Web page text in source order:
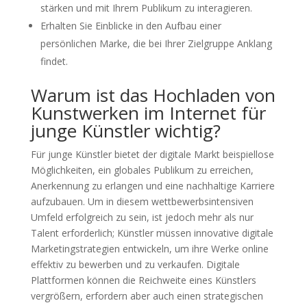
stärken und mit Ihrem Publikum zu interagieren.
Erhalten Sie Einblicke in den Aufbau einer
persönlichen Marke, die bei Ihrer Zielgruppe Anklang
findet.
Warum ist das Hochladen von
Kunstwerken im Internet für
junge Künstler wichtig?
Für junge Künstler bietet der digitale Markt beispiellose
Möglichkeiten, ein globales Publikum zu erreichen,
Anerkennung zu erlangen und eine nachhaltige Karriere
aufzubauen. Um in diesem wettbewerbsintensiven
Umfeld erfolgreich zu sein, ist jedoch mehr als nur
Talent erforderlich; Künstler müssen innovative digitale
Marketingstrategien entwickeln, um ihre Werke online
effektiv zu bewerben und zu verkaufen. Digitale
Plattformen können die Reichweite eines Künstlers
vergrößern, erfordern aber auch einen strategischen